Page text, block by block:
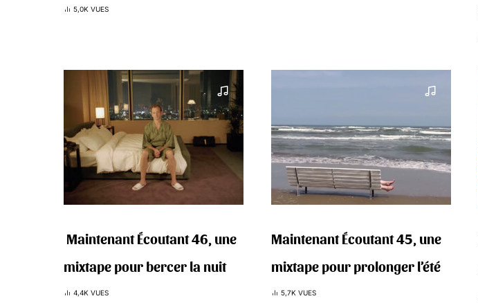
5,0K VUES
‍️ Maintenant Écoutant 46, une
mixtape pour bercer la nuit
4,4K VUES
Maintenant Écoutant 45, une
mixtape pour prolonger l’été
5,7K VUES